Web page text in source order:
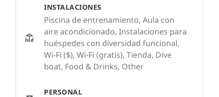
INSTALACIONES
Piscina de entrenamiento, Aula con
aire acondicionado, Instalaciones para
huéspedes con diversidad funcional,
Wi-Fi ($), Wi-Fi (gratis), Tienda, Dive
boat, Food & Drinks, Other
PERSONAL